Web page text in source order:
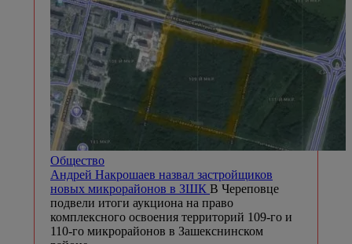
Общество
Андрей Накрошаев назвал застройщиков
новых микрорайонов в ЗШК В Череповце
подвели итоги аукциона на право
комплексного освоения территорий 109-го и
110-го микрорайонов в Зашекснинском